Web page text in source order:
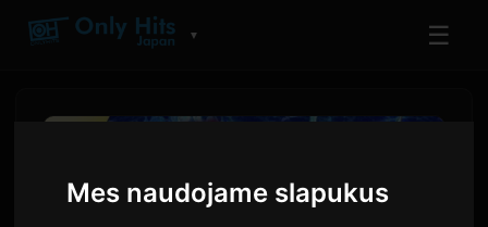
Mes naudojame slapukus
▼ ☰